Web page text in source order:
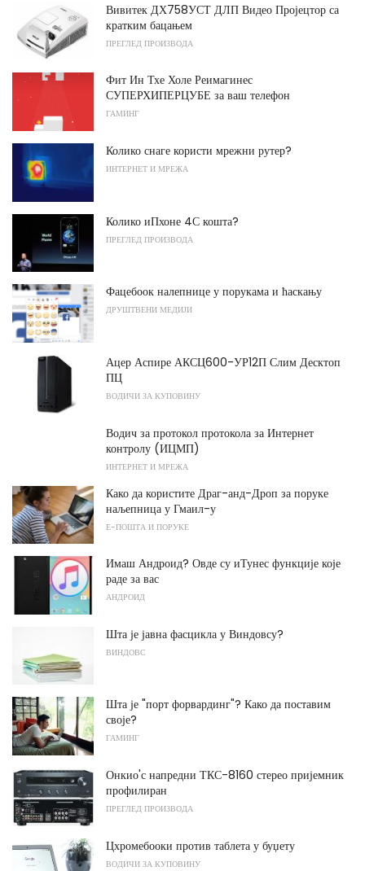
Вивитек ДХ758УСТ ДЛП Видео Пројецтор са
кратким бацањем
ПРЕГЛЕД ПРОИЗВОДА
Фит Ин Тхе Холе Реимагинес
СУПЕРХИПЕРЦУБЕ за ваш телефон
ГАМИНГ
Колико снаге користи мрежни рутер?
ИНТЕРНЕТ И МРЕЖА
Колико иПхоне 4С кошта?
ПРЕГЛЕД ПРОИЗВОДА
Фацебоок налепнице у порукама и ћаскању
ДРУШТВЕНИ МЕДИЈИ
Ацер Аспире АКСЦ600-УР12П Слим Десктоп
ПЦ
ВОДИЧИ ЗА КУПОВИНУ
Водич за протокол протокола за Интернет
контролу (ИЦМП)
ИНТЕРНЕТ И МРЕЖА
Како да користите Драг-анд-Дроп за поруке
наљепница у Гмаил-у
Е-ПОШТА И ПОРУКЕ
Имаш Андроид? Овде су иТунес функције које
раде за вас
АНДРОИД
Шта је јавна фасцикла у Виндовсу?
ВИНДОВС
Шта је "порт форвардинг"? Како да поставим
своје?
ГАМИНГ
Онкио'с напредни ТКС-8160 стерео пријемник
профилиран
ПРЕГЛЕД ПРОИЗВОДА
Цхромебооки против таблета у буџету
ВОДИЧИ ЗА КУПОВИНУ